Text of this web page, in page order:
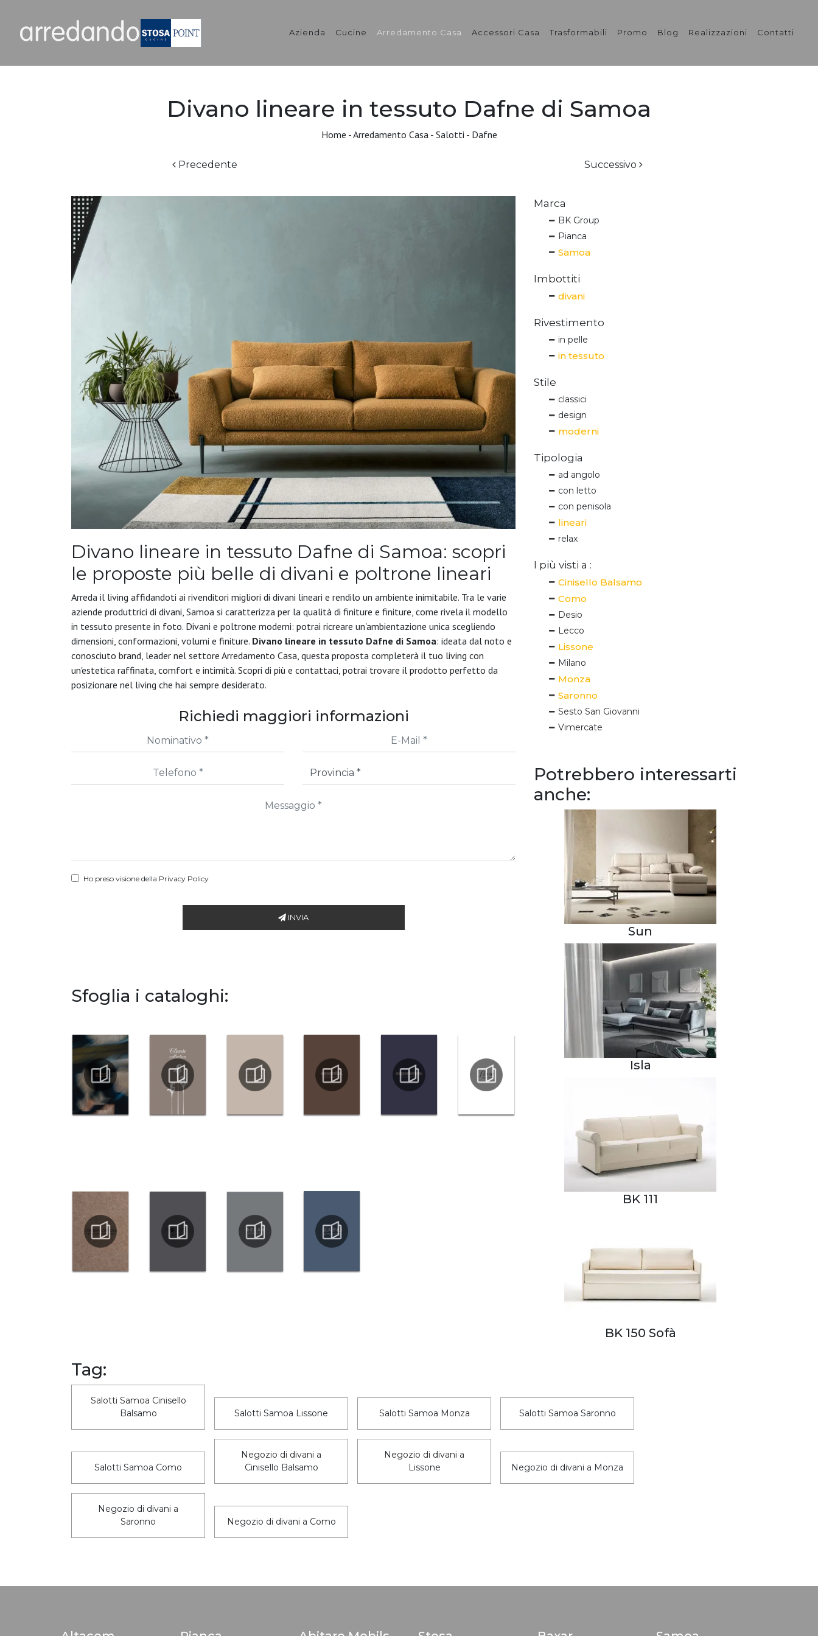
Azienda Cucine Arredamento Casa Accessori Casa Trasformabili Promo Blog Realizzazioni Contatti
Divano lineare in tessuto Dafne di Samoa
Home -Arredamento Casa - Salotti - Dafne
Precedente Successivo
Divano lineare in tessuto Dafne di Samoa: scopri
le proposte più belle di divani e poltrone lineari
Arreda il living affidandoti ai rivenditori migliori di divani lineari e rendilo un ambiente inimitabile. Tra le varie
aziende produttrici di divani, Samoa si caratterizza per la qualità di finiture e finiture, come rivela il modello
in tessuto presente in foto. Divani e poltrone moderni: potrai ricreare un'ambientazione unica scegliendo
dimensioni, conformazioni, volumi e finiture. Divano lineare in tessuto Dafne di Samoa: ideata dal noto e
conosciuto brand, leader nel settore Arredamento Casa, questa proposta completerà il tuo living con
un'estetica raffinata, comfort e intimità. Scopri di più e contattaci, potrai trovare il prodotto perfetto da
posizionare nel living che hai sempre desiderato.
Richiedi maggiori informazioni
Ho preso visione della Privacy Policy
INVIA
Sfoglia i cataloghi:
Marca
BK Group
Pianca
Samoa
Imbottiti
divani
Rivestimento
in pelle
in tessuto
Stile
classici
design
moderni
Tipologia
ad angolo
con letto
con penisola
lineari
relax
I più visti a :
Cinisello Balsamo
Como
Desio
Lecco
Lissone
Milano
Monza
Saronno
Sesto San Giovanni
Vimercate
Potrebbero interessarti
anche:
Sun
Isla
BK 111
BK 150 Sofà
Tag:
Salotti Samoa Cinisello
Balsamo
Salotti Samoa Lissone Salotti Samoa Monza Salotti Samoa Saronno
Salotti Samoa Como
Negozio di divani a
Cinisello Balsamo
Negozio di divani a
Lissone
Negozio di divani a Monza
Negozio di divani a
Saronno
Negozio di divani a Como